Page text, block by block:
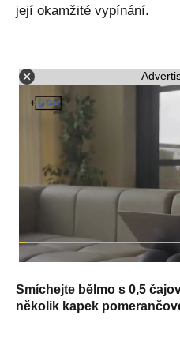
její okamžité vypínání.
Smíchejte bělmo s 0,5
několik kapek